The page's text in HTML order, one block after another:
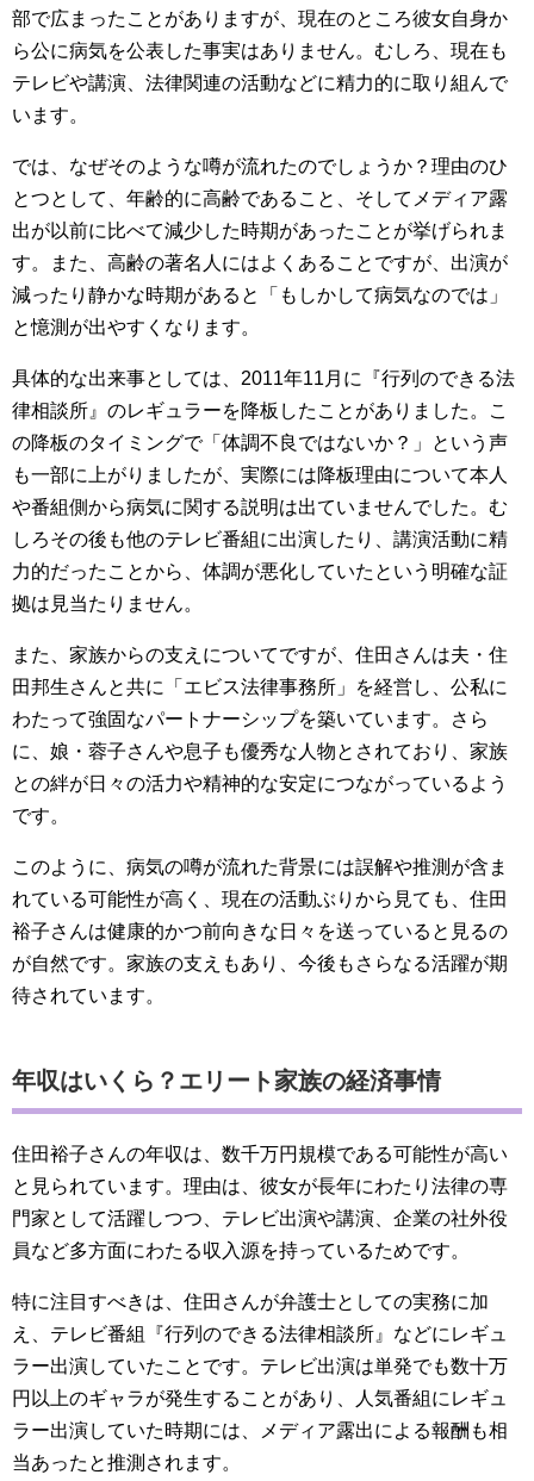
部で広まったことがありますが、現在のところ彼女自身か
ら公に病気を公表した事実はありません。むしろ、現在も
テレビや講演、法律関連の活動などに精力的に取り組んで
います。
では、なぜそのような噂が流れたのでしょうか？理由のひ
とつとして、年齢的に高齢であること、そしてメディア露
出が以前に比べて減少した時期があったことが挙げられま
す。また、高齢の著名人にはよくあることですが、出演が
減ったり静かな時期があると「もしかして病気なのでは」
と憶測が出やすくなります。
具体的な出来事としては、2011年11月に『行列のできる法
律相談所』のレギュラーを降板したことがありました。こ
の降板のタイミングで「体調不良ではないか？」という声
も一部に上がりましたが、実際には降板理由について本人
や番組側から病気に関する説明は出ていませんでした。む
しろその後も他のテレビ番組に出演したり、講演活動に精
力的だったことから、体調が悪化していたという明確な証
拠は見当たりません。
また、家族からの支えについてですが、住田さんは夫・住
田邦生さんと共に「エビス法律事務所」を経営し、公私に
わたって強固なパートナーシップを築いています。さら
に、娘・蓉子さんや息子も優秀な人物とされており、家族
との絆が日々の活力や精神的な安定につながっているよう
です。
このように、病気の噂が流れた背景には誤解や推測が含ま
れている可能性が高く、現在の活動ぶりから見ても、住田
裕子さんは健康的かつ前向きな日々を送っていると見るの
が自然です。家族の支えもあり、今後もさらなる活躍が期
待されています。
年収はいくら？エリート家族の経済事情
住田裕子さんの年収は、数千万円規模である可能性が高い
と見られています。理由は、彼女が長年にわたり法律の専
門家として活躍しつつ、テレビ出演や講演、企業の社外役
員など多方面にわたる収入源を持っているためです。
特に注目すべきは、住田さんが弁護士としての実務に加
え、テレビ番組『行列のできる法律相談所』などにレギュ
ラー出演していたことです。テレビ出演は単発でも数十万
円以上のギャラが発生することがあり、人気番組にレギュ
ラー出演していた時期には、メディア露出による報酬も相
当あったと推測されます。